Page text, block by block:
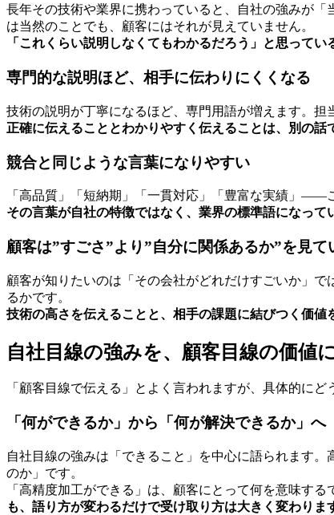
長年その技術や業界に携わっていると、自社の強みが
は当然のことでも、顧客にはそれが見えていません。
「これくらい説明しなくてもわかるだろう」と思って
専門的な説明ほど、相手に伝わりにくくなる
技術の説明が丁寧になるほど、専門用語が増えます。
正確に伝えることとわかりやすく伝えることは、別の話
競合と同じような言葉になりやすい
「高品質」「短納期」「一貫対応」「豊富な実績」——
その言葉が自社の特徴ではなく、業界の標準語になって
顧客は”すごさ”より”自分に関係あるか”を見て
顧客が知りたいのは「その会社がどれだけすごいか」
るかです。
技術の高さを伝えることと、相手の課題に結びつく価値
自社目線の強みを、顧客目線の価値
「顧客目線で伝える」とよく言われますが、具体的にど
「何ができるか」から「何が解決できるか」へ
自社目線の強みは「できること」を中心に語られます
のか」です。
「高精度加工ができる」は、顧客にとって何を意味す
も、語り方が変わるだけで受け取り方は大きく変わりま